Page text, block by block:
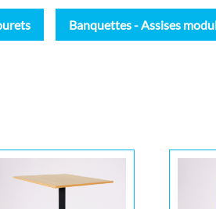
Banquettes - Assises